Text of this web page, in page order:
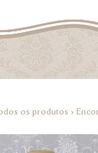
os produtos ›